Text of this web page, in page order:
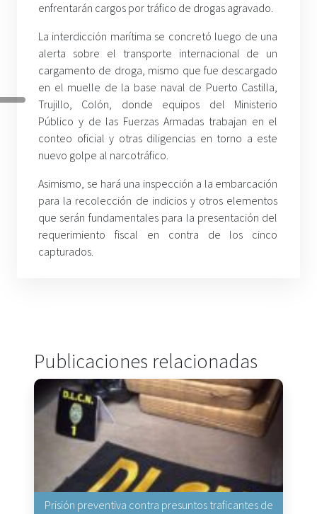
enfrentarán cargos por tráfico de drogas agravado.
La interdicción marítima se concretó luego de una
alerta sobre el transporte internacional de un
cargamento de droga, mismo que fue descargado
en el muelle de la base naval de Puerto Castilla,
Trujillo, Colón, donde equipos del Ministerio
Público y de las Fuerzas Armadas trabajan en el
conteo oficial y otras diligencias en torno a este
nuevo golpe al narcotráfico.
Asimismo, se hará una inspección a la embarcación
para la recolección de indicios y otros elementos
que serán fundamentales para la presentación del
requerimiento fiscal en contra de los cinco
capturados.
Publicaciones relacionadas
Prisión preventiva contra presuntos traficantes de